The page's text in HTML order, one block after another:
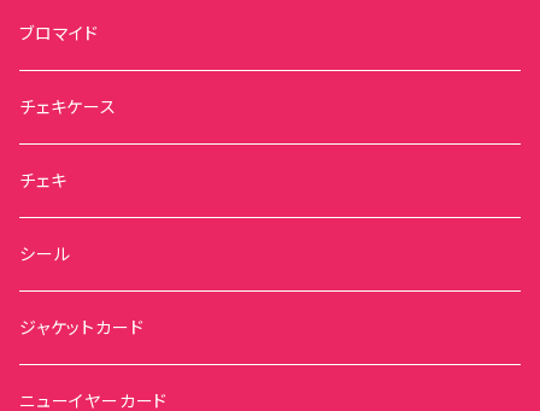
ブロマイド
チェキケース
チェキ
シール
ジャケットカード
ニューイヤーカード